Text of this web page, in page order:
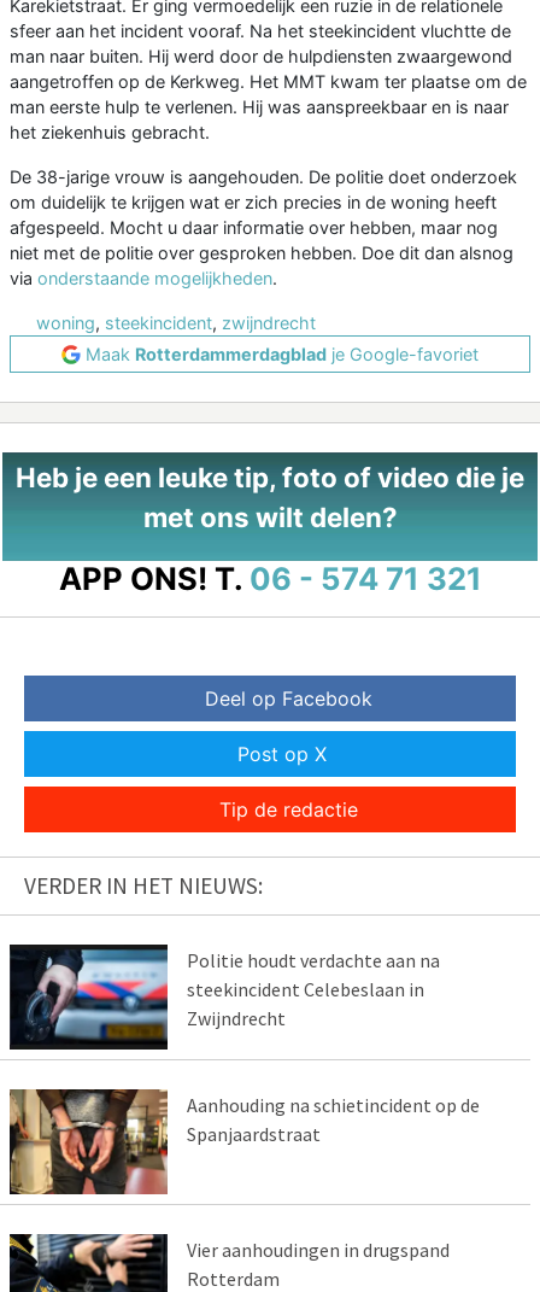
Karekietstraat. Er ging vermoedelijk een ruzie in de relationele
sfeer aan het incident vooraf. Na het steekincident vluchtte de
man naar buiten. Hij werd door de hulpdiensten zwaargewond
aangetroffen op de Kerkweg. Het MMT kwam ter plaatse om de
man eerste hulp te verlenen. Hij was aanspreekbaar en is naar
het ziekenhuis gebracht.
De 38-jarige vrouw is aangehouden. De politie doet onderzoek
om duidelijk te krijgen wat er zich precies in de woning heeft
afgespeeld. Mocht u daar informatie over hebben, maar nog
niet met de politie over gesproken hebben. Doe dit dan alsnog
via onderstaande mogelijkheden.
woning, steekincident, zwijndrecht
Maak Rotterdammerdagblad je Google-favoriet
Heb je een leuke tip, foto of video die je
met ons wilt delen?
APP ONS! T. 06 - 574 71 321
Deel op Facebook
Post op X
Tip de redactie
VERDER IN HET NIEUWS:
Politie houdt verdachte aan na
steekincident Celebeslaan in
Zwijndrecht
Aanhouding na schietincident op de
Spanjaardstraat
Vier aanhoudingen in drugspand
Rotterdam